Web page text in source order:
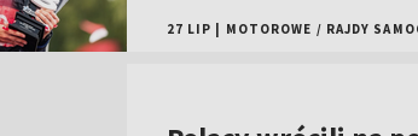
27 LIP MOTOROWE / RAJDY